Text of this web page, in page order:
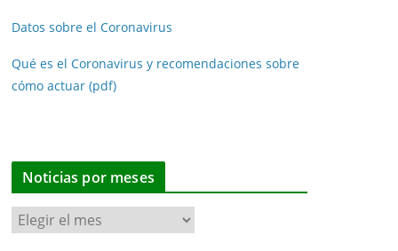
Datos sobre el Coronavirus
Qué es el Coronavirus y recomendaciones sobre
cómo actuar (pdf)
Noticias por meses
N
o